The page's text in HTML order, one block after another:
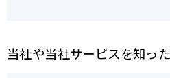
当社や当社サービスを知っ